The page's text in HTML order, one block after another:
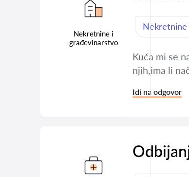
Nekretnine i
građevinarstvo
Nekretnine
Kuća mi se
njih,ima li
Idi na odgovor